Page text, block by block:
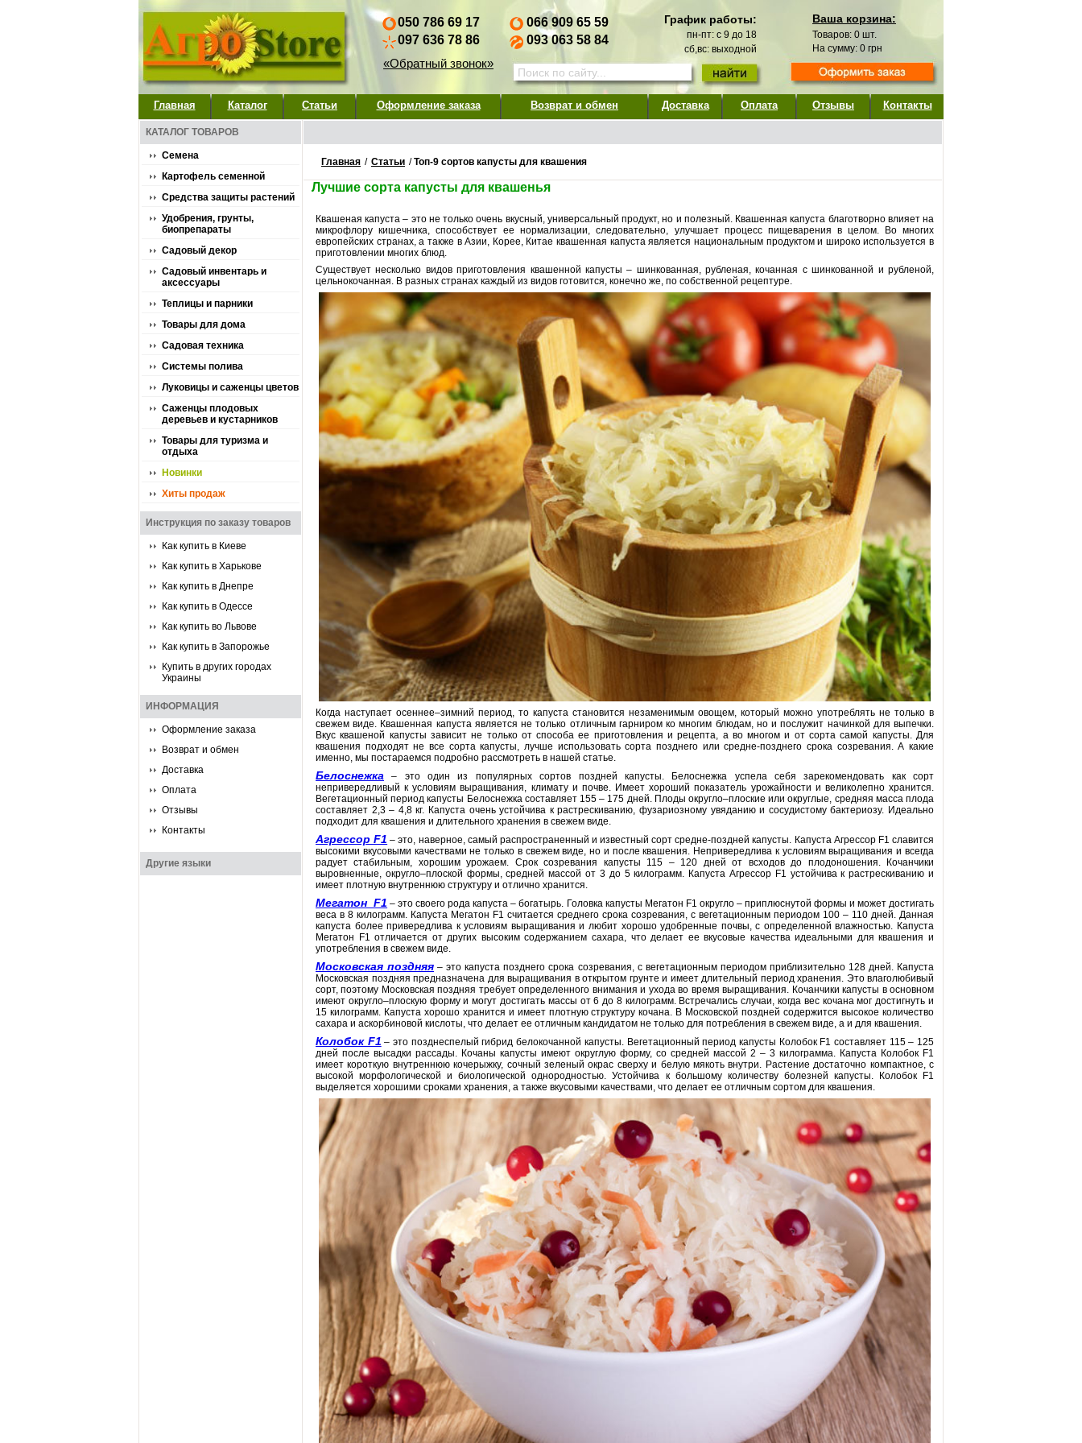
050 786 69 17
097 636 78 86
«Обратный звонок»
066 909 65 59
093 063 58 84
График работы:
пн-пт: с 9 до 18
сб,вс: выходной
Ваша корзина:
Товаров: 0 шт.
На сумму: 0 грн
Главная Каталог Статьи Оформление заказа Возврат и обмен Доставка Оплата Отзывы Контакты
КАТАЛОГ ТОВАРОВ
Семена
Картофель семенной
Средства защиты растений
Удобрения, грунты,
биопрепараты
Садовый декор
Садовый инвентарь и
аксессуары
Теплицы и парники
Товары для дома
Садовая техника
Системы полива
Луковицы и саженцы цветов
Саженцы плодовых
деревьев и кустарников
Товары для туризма и
отдыха
Новинки
Хиты продаж
Инструкция по заказу товаров
Как купить в Киеве
Как купить в Харькове
Как купить в Днепре
Как купить в Одессе
Как купить во Львове
Как купить в Запорожье
Купить в других городах
Украины
ИНФОРМАЦИЯ
Оформление заказа
Возврат и обмен
Доставка
Оплата
Отзывы
Контакты
Другие языки
Главная / Статьи /Топ-9 сортов капусты для квашения
Лучшие сорта капусты для квашенья
Квашеная капуста – это не только очень вкусный, универсальный продукт, но и полезный. Квашенная капуста благотворно влияет на
микрофлору кишечника, способствует ее нормализации, следовательно, улучшает процесс пищеварения в целом. Во многих
европейских странах, а также в Азии, Корее, Китае квашенная капуста является национальным продуктом и широко используется в
приготовлении многих блюд.
Существует несколько видов приготовления квашенной капусты – шинкованная, рубленая, кочанная с шинкованной и рубленой,
цельнокочанная. В разных странах каждый из видов готовится, конечно же, по собственной рецептуре.
Когда наступает осеннее–зимний период, то капуста становится незаменимым овощем, который можно употреблять не только в
свежем виде. Квашенная капуста является не только отличным гарниром ко многим блюдам, но и послужит начинкой для выпечки.
Вкус квашеной капусты зависит не только от способа ее приготовления и рецепта, а во многом и от сорта самой капусты. Для
квашения подходят не все сорта капусты, лучше использовать сорта позднего или средне-позднего срока созревания. А какие
именно, мы постараемся подробно рассмотреть в нашей статье.
Белоснежка – это один из популярных сортов поздней капусты. Белоснежка успела себя зарекомендовать как сорт
непривередливый к условиям выращивания, климату и почве. Имеет хороший показатель урожайности и великолепно хранится.
Вегетационный период капусты Белоснежка составляет 155 – 175 дней. Плоды округло–плоские или округлые, средняя масса плода
составляет 2,3 – 4,8 кг. Капуста очень устойчива к растрескиванию, фузариозному увяданию и сосудистому бактериозу. Идеально
подходит для квашения и длительного хранения в свежем виде.
Агрессор F1 – это, наверное, самый распространенный и известный сорт средне-поздней капусты. Капуста Агрессор F1 славится
высокими вкусовыми качествами не только в свежем виде, но и после квашения. Непривередлива к условиям выращивания и всегда
радует стабильным, хорошим урожаем. Срок созревания капусты 115 – 120 дней от всходов до плодоношения. Кочанчики
выровненные, округло–плоской формы, средней массой от 3 до 5 килограмм. Капуста Агрессор F1 устойчива к растрескиванию и
имеет плотную внутреннюю структуру и отлично хранится.
Мегатон F1 – это своего рода капуста – богатырь. Головка капусты Мегатон F1 округло – приплюснутой формы и может достигать
веса в 8 килограмм. Капуста Мегатон F1 считается среднего срока созревания, с вегетационным периодом 100 – 110 дней. Данная
капуста более привередлива к условиям выращивания и любит хорошо удобренные почвы, с определенной влажностью. Капуста
Мегатон F1 отличается от других высоким содержанием сахара, что делает ее вкусовые качества идеальными для квашения и
употребления в свежем виде.
Московская поздняя – это капуста позднего срока созревания, с вегетационным периодом приблизительно 128 дней. Капуста
Московская поздняя предназначена для выращивания в открытом грунте и имеет длительный период хранения. Это влаголюбивый
сорт, поэтому Московская поздняя требует определенного внимания и ухода во время выращивания. Кочанчики капусты в основном
имеют округло–плоскую форму и могут достигать массы от 6 до 8 килограмм. Встречались случаи, когда вес кочана мог достигнуть и
15 килограмм. Капуста хорошо хранится и имеет плотную структуру кочана. В Московской поздней содержится высокое количество
сахара и аскорбиновой кислоты, что делает ее отличным кандидатом не только для потребления в свежем виде, а и для квашения.
Колобок F1 – это позднеспелый гибрид белокочанной капусты. Вегетационный период капусты Колобок F1 составляет 115 – 125
дней после высадки рассады. Кочаны капусты имеют округлую форму, со средней массой 2 – 3 килограмма. Капуста Колобок F1
имеет короткую внутреннюю кочерыжку, сочный зеленый окрас сверху и белую мякоть внутри. Растение достаточно компактное, с
высокой морфологической и биологической однородностью. Устойчива к большому количеству болезней капусты. Колобок F1
выделяется хорошими сроками хранения, а также вкусовыми качествами, что делает ее отличным сортом для квашения.